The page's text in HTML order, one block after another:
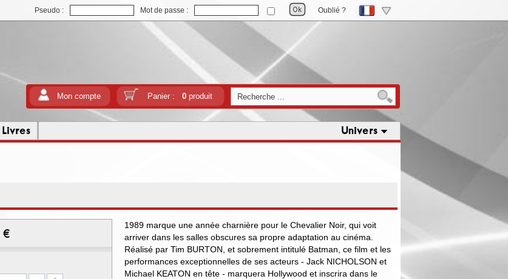
Pseudo : Mot de passe : Oublié ?
Mon compte Panier : 0produit
Livres Univers
€
1989 marque une année charnière pour le Chevalier Noir, qui voit
arriver dans les salles obscures sa propre adaptation au cinéma.
Réalisé par Tim BURTON, et sobrement intitulé Batman, ce film et les
performances exceptionnelles de ses acteurs - Jack NICHOLSON et
Michael KEATON en tête - marquera Hollywood et inscrira dans le